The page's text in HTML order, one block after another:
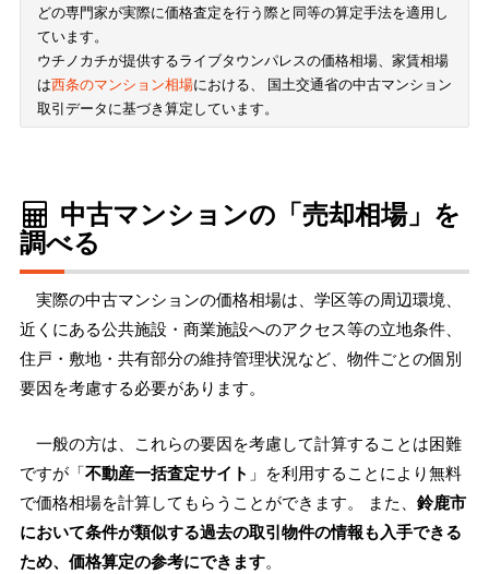
どの専門家が実際に価格査定を行う際と同等の算定手法を適用し
ています。
ウチノカチが提供するライブタウンパレスの価格相場、家賃相場
は西条のマンション相場における、 国土交通省の中古マンション
取引データに基づき算定しています。
中古マンションの「売却相場」を
調べる
実際の中古マンションの価格相場は、学区等の周辺環境、
近くにある公共施設・商業施設へのアクセス等の立地条件、
住戸・敷地・共有部分の維持管理状況など、物件ごとの個別
要因を考慮する必要があります。
一般の方は、これらの要因を考慮して計算することは困難
ですが「不動産一括査定サイト 」を利用することにより無料
で価格相場を計算してもらうことができます。 また、 鈴鹿市
において条件が類似する過去の取引物件の情報も入手できる
ため、価格算定の参考にできます。